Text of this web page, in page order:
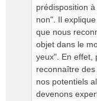
prédisposition
non". Il
que nous
objet dans le
yeux". En effet,
reconnaître
nos potentiels
devenons